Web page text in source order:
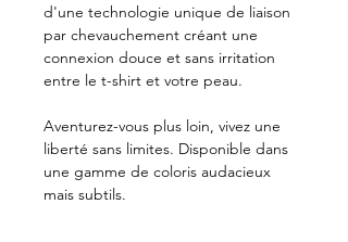
d'une technologie unique de liaison
par chevauchement créant une
connexion douce et sans irritation
entre le t-shirt et votre peau.
Aventurez-vous plus loin, vivez une
liberté sans limites. Disponible dans
une gamme de coloris audacieux
mais subtils.